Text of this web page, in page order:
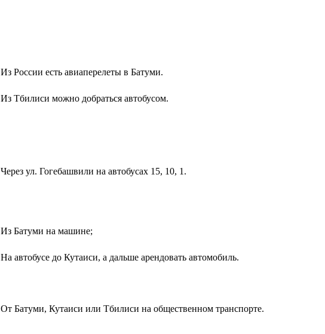
Из России есть авиаперелеты в Батуми.
Из Тбилиси можно добраться автобусом.
Через ул. Гогебашвили на автобусах 15, 10, 1.
Из Батуми на машине;
На автобусе до Кутаиси, а дальше арендовать автомобиль.
От Батуми, Кутаиси или Тбилиси на общественном транспорте.